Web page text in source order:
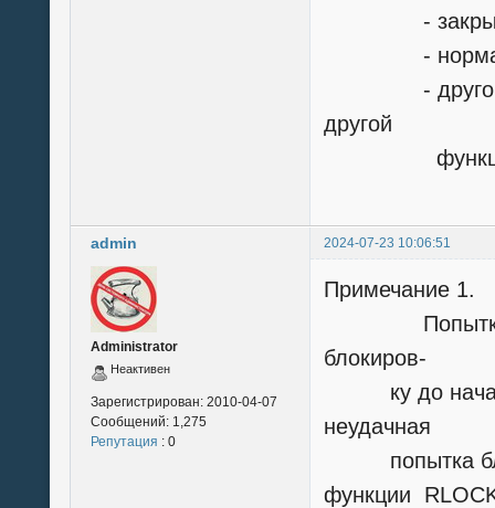
-
-
- другой
другой
функции
admin 2024-07-23 10:06:51
Administrator
Неактивен
Зарегистрирован: 2010-04-07
Сообщений: 1,275
Репутация : 0
Примечание 1.
Попытка
блокиров-
ку до начала
неудачная
попытка
функции